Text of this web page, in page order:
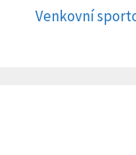
Venkovní